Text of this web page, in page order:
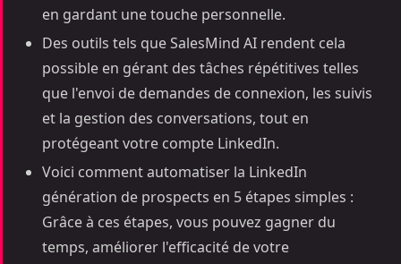
en gardant une touche personnelle.
Des outils tels que SalesMind AI rendent cela
possible en gérant des tâches répétitives telles
que l'envoi de demandes de connexion, les suivis
et la gestion des conversations, tout en
protégeant votre compte LinkedIn.
Voici comment automatiser la LinkedIn
génération de prospects en 5 étapes simples :
Grâce à ces étapes, vous pouvez gagner du
temps, améliorer l'efficacité de votre